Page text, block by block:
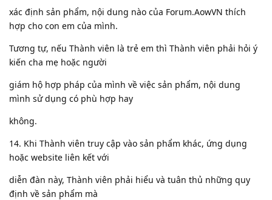
xác định sản phẩm, nội dung nào của Forum.AowVN thích
hợp cho con em của mình.
Tương tự, nếu Thành viên là trẻ em thì Thành viên phải hỏi ý
kiến cha mẹ hoặc người
giám hộ hợp pháp của mình về việc sản phẩm, nội dung
mình sử dụng có phù hợp hay
không.
14. Khi Thành viên truy cập vào sản phẩm khác, ứng dụng
hoặc website liên kết với
diễn đàn này, Thành viên phải hiểu và tuân thủ những quy
định về sản phẩm mà